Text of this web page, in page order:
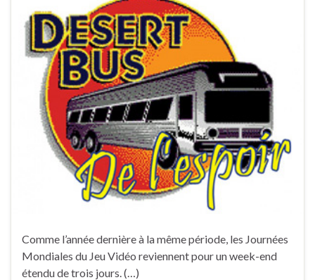
Comme l’année dernière à la même période, les Journées
Mondiales du Jeu Vidéo reviennent pour un week-end
étendu de trois jours. (…)